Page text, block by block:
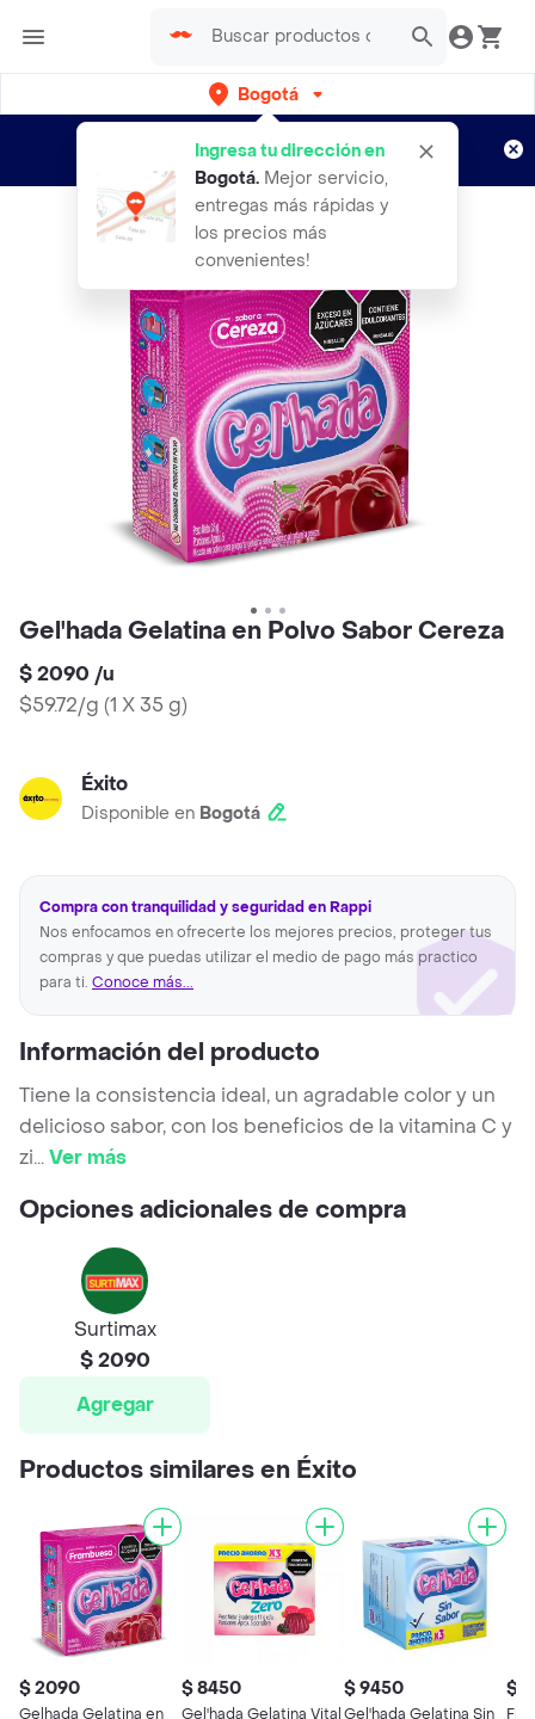
Bogotá
Ingresa tu dirección en
Bogotá. Mejor servicio,
entregas más rápidas y
los precios más
convenientes!
envíos gratis por semanas
Aplican TyC
Gel'hada Gelatina en Polvo Sabor Cereza
$ 2090 /u
$59.72/g (1 X 35 g)
Éxito
Disponible en Bogotá
Compra con tranquilidad y seguridad en Rappi
Nos enfocamos en ofrecerte los mejores precios, proteger tus
compras y que puedas utilizar el medio de pago más practico
para ti. Conoce más...
Información del producto
Tiene la consistencia ideal, un agradable color y un
delicioso sabor, con los beneficios de la vitamina C y
zi...Ver más
Opciones adicionales de compra
Surtimax
$ 2090
Agregar
Productos similares en Éxito
$ 2090
Gelhada Gelatina en
$ 8450
Gel'hada Gelatina Vital
$ 9450
Gel'hada Gelatina Sin
$